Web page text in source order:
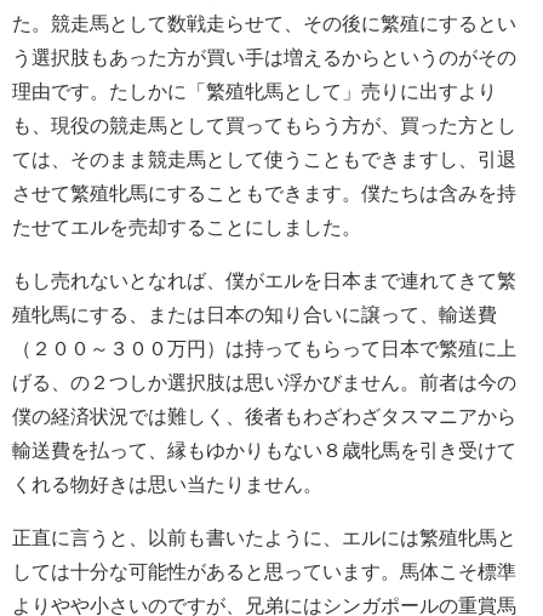
た。競走馬として数戦走らせて、その後に繁殖にするとい
う選択肢もあった方が買い手は増えるからというのがその
理由です。たしかに「繁殖牝馬として」売りに出すより
も、現役の競走馬として買ってもらう方が、買った方とし
ては、そのまま競走馬として使うこともできますし、引退
させて繁殖牝馬にすることもできます。僕たちは含みを持
たせてエルを売却することにしました。
もし売れないとなれば、僕がエルを日本まで連れてきて繁
殖牝馬にする、または日本の知り合いに譲って、輸送費
（２００～３００万円）は持ってもらって日本で繁殖に上
げる、の２つしか選択肢は思い浮かびません。前者は今の
僕の経済状況では難しく、後者もわざわざタスマニアから
輸送費を払って、縁もゆかりもない８歳牝馬を引き受けて
くれる物好きは思い当たりません。
正直に言うと、以前も書いたように、エルには繁殖牝馬と
しては十分な可能性があると思っています。馬体こそ標準
よりやや小さいのですが、兄弟にはシンガポールの重賞馬